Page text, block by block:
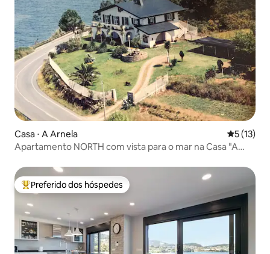
Casa ⋅ A Arnela 5 de uma
5 (13)
Apartamento NORTH com vista para o mar na Casa "A
Entre os melhores preferidos dos hóspedes
Preferido dos hóspedes